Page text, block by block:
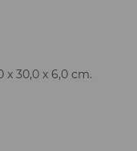
x 30,0 x 6,0 cm.